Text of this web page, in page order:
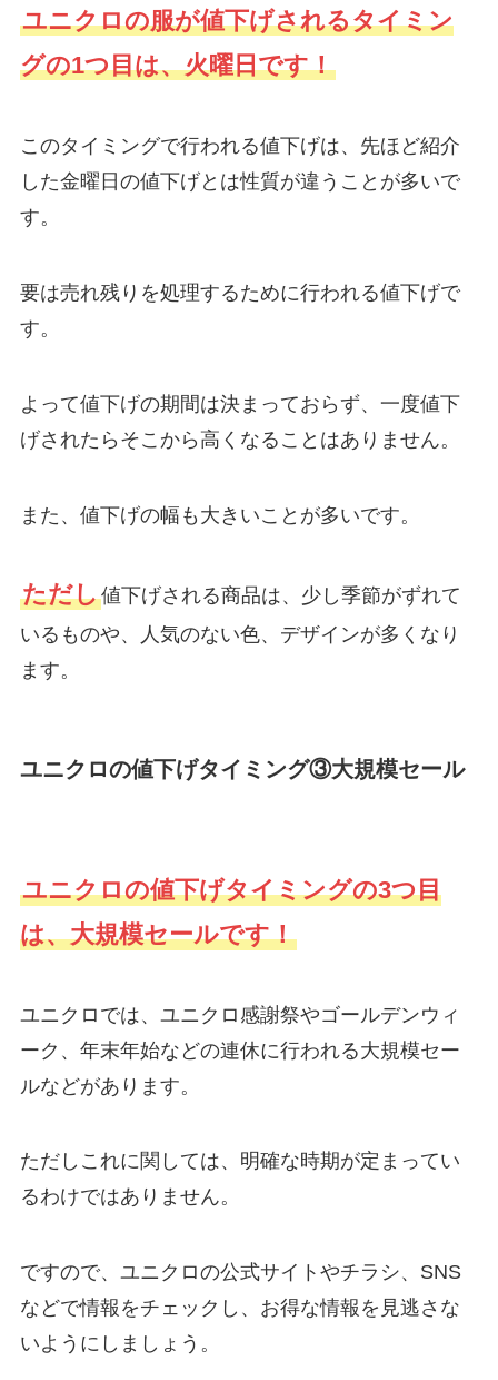
ユニクロの服が値下げされるタイミン
グの1つ目は、火曜日です！
このタイミングで行われる値下げは、先ほど紹介
した金曜日の値下げとは性質が違うことが多いで
す。
要は売れ残りを処理するために行われる値下げで
す。
よって値下げの期間は決まっておらず、一度値下
げされたらそこから高くなることはありません。
また、値下げの幅も大きいことが多いです。
ただし値下げされる商品は、少し季節がずれて
いるものや、人気のない色、デザインが多くなり
ます。
ユニクロの値下げタイミング③大規模セール
ユニクロの値下げタイミングの3つ目
は、大規模セールです！
ユニクロでは、ユニクロ感謝祭やゴールデンウィ
ーク、年末年始などの連休に行われる大規模セー
ルなどがあります。
ただしこれに関しては、明確な時期が定まってい
るわけではありません。
ですので、ユニクロの公式サイトやチラシ、SNS
などで情報をチェックし、お得な情報を見逃さな
いようにしましょう。